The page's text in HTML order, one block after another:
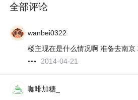
全部评论
wanbei0322
楼主现在是什么情况啊 准备去南京
2014-04-21
咖啡加糖_